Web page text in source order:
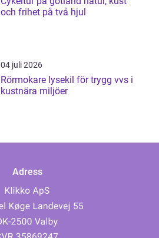
och frihet på två hjul
04 juli 2026
Rörmokare lysekil för trygg vvs i
kustnära miljöer
Adress